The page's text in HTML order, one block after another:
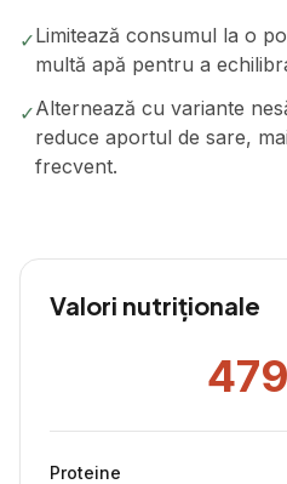
✓Limitează consumul la o
multă apă pentru a
✓Alternează cu variante
reduce aportul de sare,
frecvent.
Valori nutriționale
479
Proteine